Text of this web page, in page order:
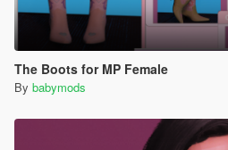
The Boots for MP Female
By babymods